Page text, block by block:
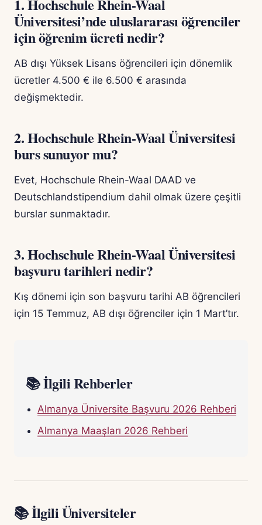
1. Hochschule Rhein-Waal
Üniversitesi’nde uluslararası öğrenciler
için öğrenim ücreti nedir?
AB dışı Yüksek Lisans öğrencileri için dönemlik
ücretler 4.500 € ile 6.500 € arasında
değişmektedir.
2. Hochschule Rhein-Waal Üniversitesi
burs sunuyor mu?
Evet, Hochschule Rhein-Waal DAAD ve
Deutschlandstipendium dahil olmak üzere çeşitli
burslar sunmaktadır.
3. Hochschule Rhein-Waal Üniversitesi
başvuru tarihleri nedir?
Kış dönemi için son başvuru tarihi AB öğrencileri
için 15 Temmuz, AB dışı öğrenciler için 1 Mart’tır.
📚 İlgili Rehberler
Almanya Üniversite Başvuru 2026 Rehberi
Almanya Maaşları 2026 Rehberi
📚 İlgili Üniversiteler